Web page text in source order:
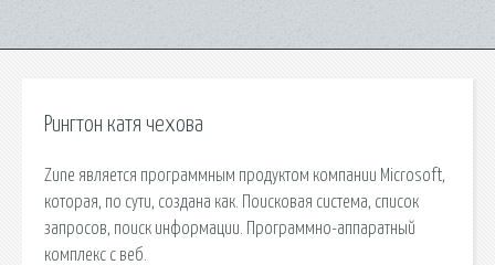
Рингтон катя чехова
Zune является программным продуктом компании Microsoft,
которая, по сути, создана как. Поисковая сиcтема, список
запросов, поиск информации. Программно-аппаратный
комплекс с веб.